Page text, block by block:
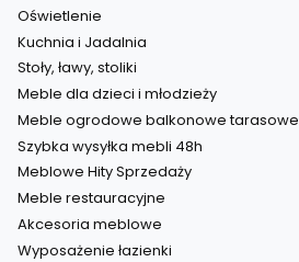
Oświetlenie
Kuchnia i Jadalnia
Stoły, ławy, stoliki
Meble dla dzieci i młodzieży
Meble ogrodowe balkonowe tarasowe
Szybka wysyłka mebli 48h
Meblowe Hity Sprzedaży
Meble restauracyjne
Akcesoria meblowe
Wyposażenie łazienki